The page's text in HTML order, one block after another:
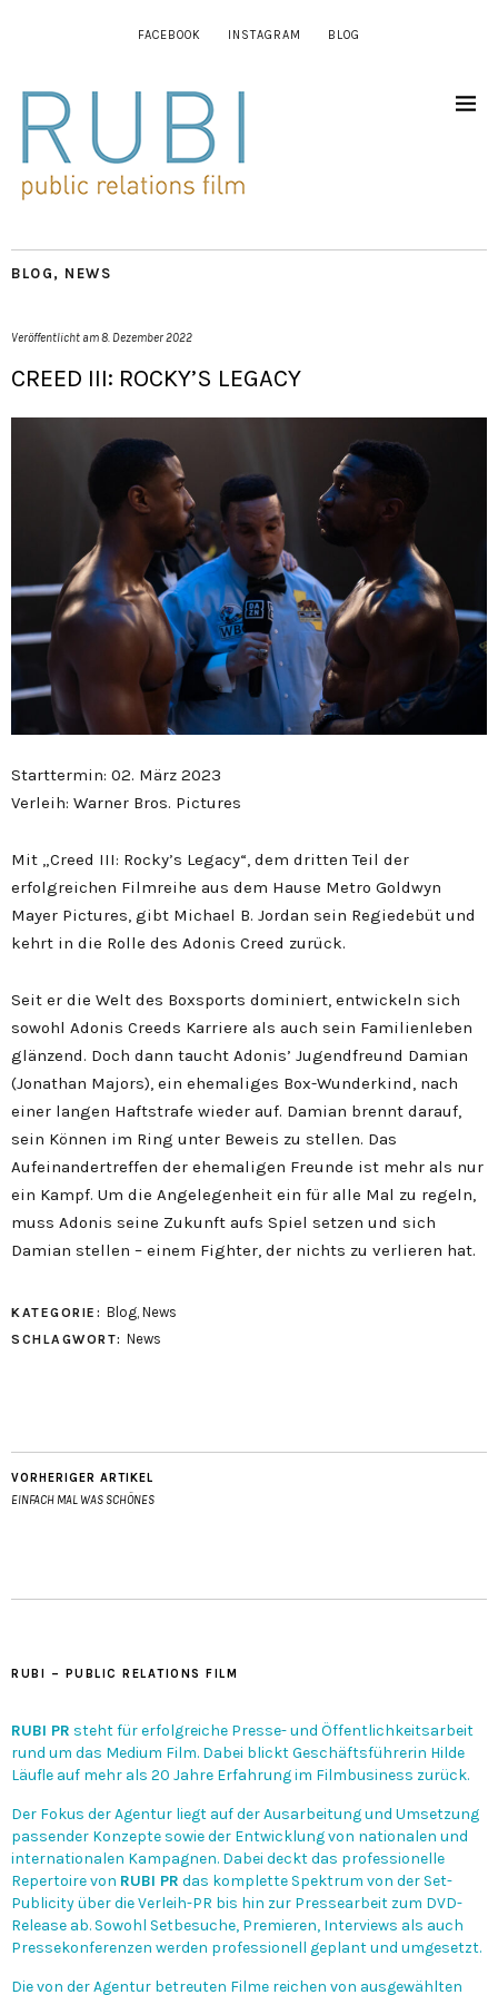
FACEBOOK INSTAGRAM BLOG
BLOG , NEWS
Veröffentlicht am8. Dezember 2022
CREED III: ROCKY’S LEGACY
Starttermin: 02. März 2023
Verleih: Warner Bros. Pictures
Mit „Creed III: Rocky’s Legacy“, dem dritten Teil der
erfolgreichen Filmreihe aus dem Hause Metro Goldwyn
Mayer Pictures, gibt Michael B. Jordan sein Regiedebüt und
kehrt in die Rolle des Adonis Creed zurück.
Seit er die Welt des Boxsports dominiert, entwickeln sich
sowohl Adonis Creeds Karriere als auch sein Familienleben
glänzend. Doch dann taucht Adonis’ Jugendfreund Damian
(Jonathan Majors), ein ehemaliges Box-Wunderkind, nach
einer langen Haftstrafe wieder auf. Damian brennt darauf,
sein Können im Ring unter Beweis zu stellen. Das
Aufeinandertreffen der ehemaligen Freunde ist mehr als nur
ein Kampf. Um die Angelegenheit ein für alle Mal zu regeln,
muss Adonis seine Zukunft aufs Spiel setzen und sich
Damian stellen – einem Fighter, der nichts zu verlieren hat.
KATEGORIE: Blog, News
SCHLAGWORT: News
VORHERIGER ARTIKEL
EINFACH MAL WAS SCHÖNES
RUBI – PUBLIC RELATIONS FILM
RUBI PR steht für erfolgreiche Presse- und Öffentlichkeitsarbeit
rund um das Medium Film. Dabei blickt Geschäftsführerin Hilde
Läufle auf mehr als 20 Jahre Erfahrung im Filmbusiness zurück.
Der Fokus der Agentur liegt auf der Ausarbeitung und Umsetzung
passender Konzepte sowie der Entwicklung von nationalen und
internationalen Kampagnen. Dabei deckt das professionelle
Repertoire von RUBI PR das komplette Spektrum von der Set-
Publicity über die Verleih-PR bis hin zur Pressearbeit zum DVD-
Release ab. Sowohl Setbesuche, Premieren, Interviews als auch
Pressekonferenzen werden professionell geplant und umgesetzt.
Die von der Agentur betreuten Filme reichen von ausgewählten